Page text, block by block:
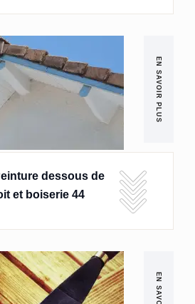
EN SAVOIR PLUS
dessous de
et boiserie 44